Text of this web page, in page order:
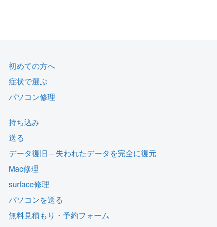
初めての方へ
症状で選ぶ
パソコン修理
持ち込み
送る
データ復旧 – 失われたデータを完全に復元
Mac修理
surface修理
パソコンを送る
無料見積もり・予約フォーム